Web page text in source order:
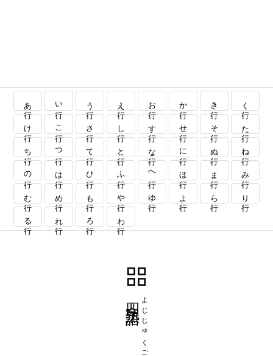
あ行 い行 う行 え行 お行 か行 き行 く行
け行 こ行 さ行 し行 す行 せ行 そ行 た行
ち行 つ行 て行 と行 な行 に行 ぬ行 ね行
の行 は行 ひ行 ふ行 へ行 ほ行 ま行 み行
む行 め行 も行 や行 ゆ行 よ行 ら行 り行
る行 れ行 ろ行 わ行
よじじゅくご